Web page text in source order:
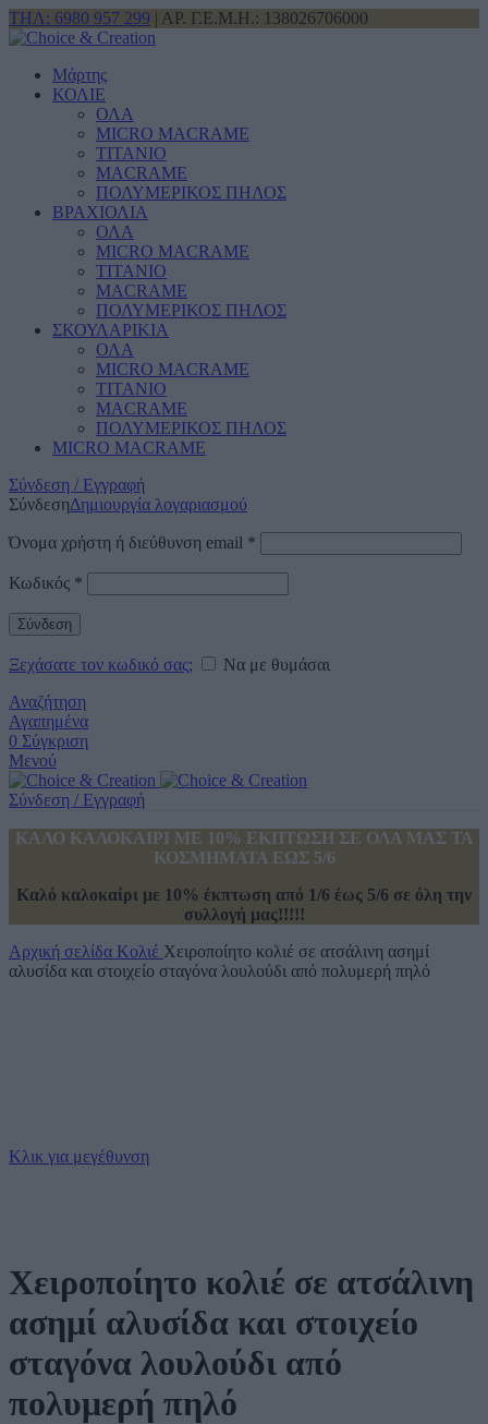
ΤΗΛ: 6980 957 299 | ΑΡ. Γ.Ε.Μ.Η.: 138026706000
Μάρτης
ΚΟΛΙΕ
ΟΛΑ
MICRO MACRAME
ΤΙΤΑΝΙΟ
MACRAME
ΠΟΛΥΜΕΡΙΚΟΣ ΠΗΛΟΣ
ΒΡΑΧΙΟΛΙΑ
ΟΛΑ
MICRO MACRAME
ΤΙΤΑΝΙΟ
MACRAME
ΠΟΛΥΜΕΡΙΚΟΣ ΠΗΛΟΣ
ΣΚΟΥΛΑΡΙΚΙΑ
ΟΛΑ
MICRO MACRAME
ΤΙΤΑΝΙΟ
MACRAME
ΠΟΛΥΜΕΡΙΚΟΣ ΠΗΛΟΣ
MICRO MACRAME
Σύνδεση / Εγγραφή
ΣύνδεσηΔημιουργία λογαριασμού
Όνομα χρήστη ή διεύθυνση email *
Κωδικός *
Σύνδεση
Ξεχάσατε τον κωδικό σας;
Να με θυμάσαι
Αναζήτηση
Αγαπημένα
0 Σύγκριση
Μενού
Σύνδεση / Εγγραφή
ΚΑΛΟ ΚΑΛΟΚΑΙΡΙ ΜΕ 10% ΕΚΠΤΩΣΗ ΣΕ ΟΛΑ ΜΑΣ ΤΑ
ΚΟΣΜΗΜΑΤΑ ΕΩΣ 5/6
Καλό καλοκαίρι με 10% έκπτωση από 1/6 έως 5/6 σε όλη την
συλλογή μας!!!!!
Αρχική σελίδα Κολιέ Χειροποίητο κολιέ σε ατσάλινη ασημί
αλυσίδα και στοιχείο σταγόνα λουλούδι από πολυμερή πηλό
Κλικ για μεγέθυνση
Χειροποίητο κολιέ σε ατσάλινη
ασημί αλυσίδα και στοιχείο
σταγόνα λουλούδι από
πολυμερή πηλό